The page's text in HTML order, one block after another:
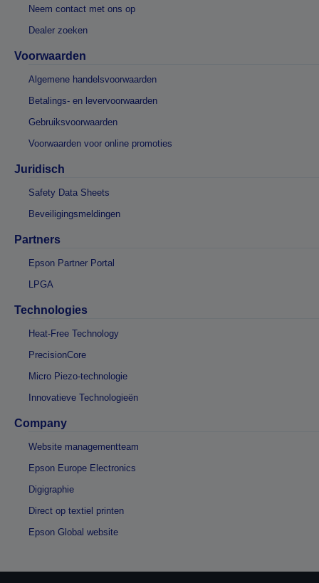
Neem contact met ons op
Dealer zoeken
Voorwaarden
Algemene handelsvoorwaarden
Betalings- en levervoorwaarden
Gebruiksvoorwaarden
Voorwaarden voor online promoties
Juridisch
Safety Data Sheets
Beveiligingsmeldingen
Partners
Epson Partner Portal
LPGA
Technologies
Heat-Free Technology
PrecisionCore
Micro Piezo-technologie
Innovatieve Technologieën
Company
Website managementteam
Epson Europe Electronics
Digigraphie
Direct op textiel printen
Epson Global website